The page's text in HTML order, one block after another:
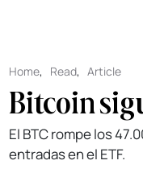
Home, Read,Article
Bitcoin
El BTC rompe los
entradas en el ETF.